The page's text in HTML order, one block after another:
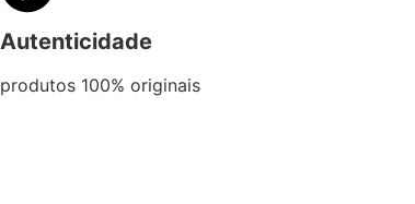
Autenticidade
produtos 100% originais